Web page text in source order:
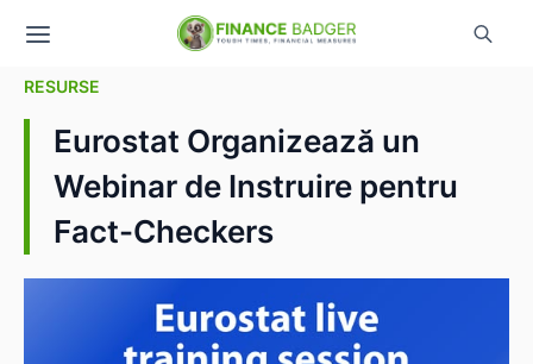
RESURSE
Eurostat Organizează un
Webinar de Instruire pentru
Fact-Checkers